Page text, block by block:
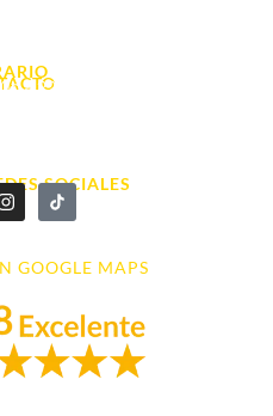
a 22:00h
SOCIALES
GOOGLE MAPS